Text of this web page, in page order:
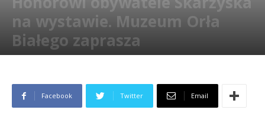
na wystawie. Muzeum Orła
Białego zaprasza
Facebook Twitter Email